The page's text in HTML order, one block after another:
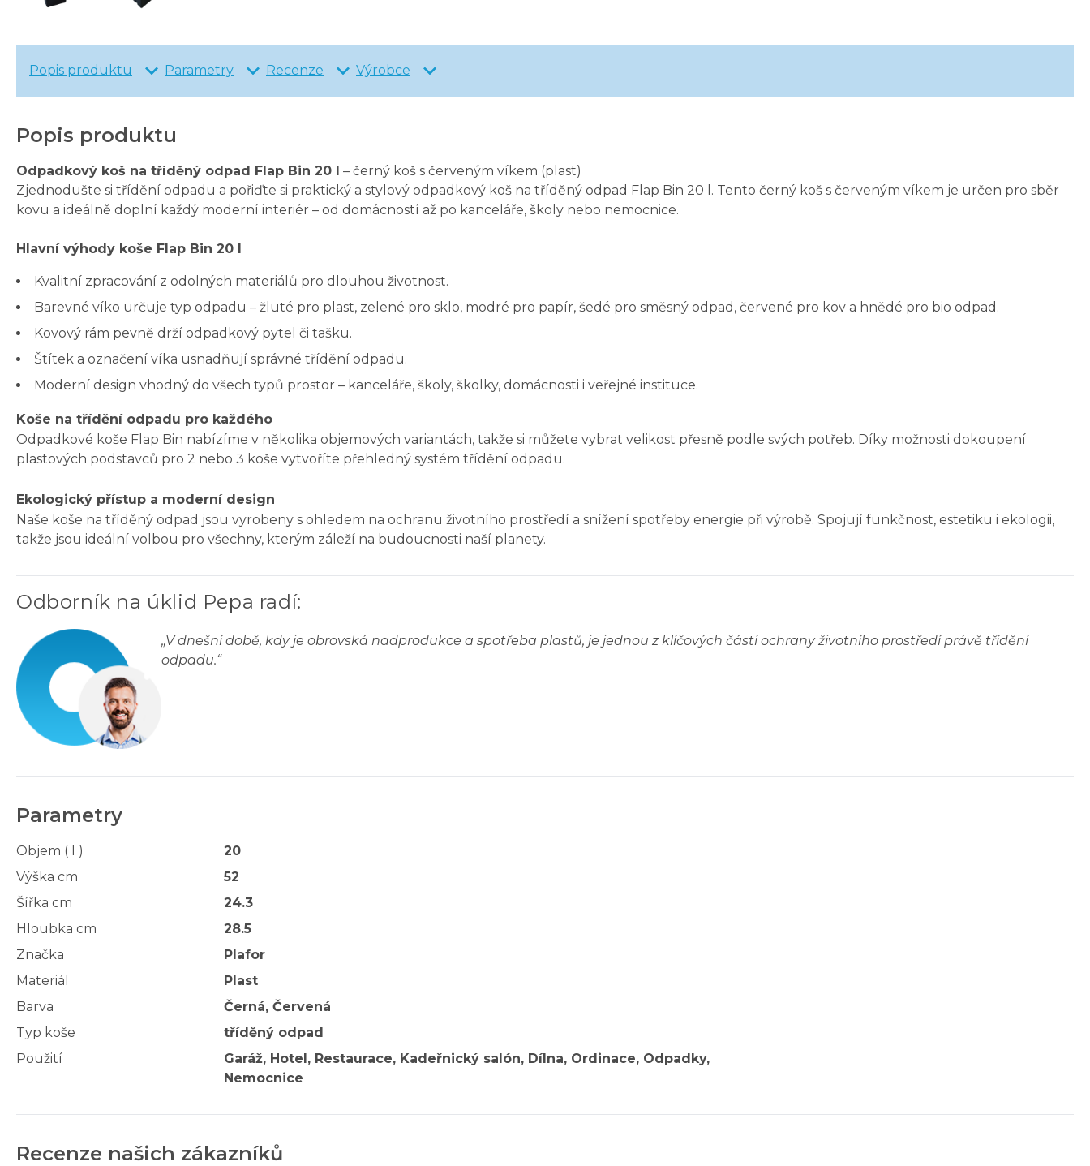
Popis produktu Parametry Recenze Výrobce
Popis produktu
Odpadkový koš na tříděný odpad Flap Bin 20 l – černý koš s červeným víkem (plast)
Zjednodušte si třídění odpadu a pořiďte si praktický a stylový odpadkový koš na tříděný odpad Flap Bin 20 l. Tento černý koš s červeným víkem je určen pro sběr
kovu a ideálně doplní každý moderní interiér – od domácností až po kanceláře, školy nebo nemocnice.
Hlavní výhody koše Flap Bin 20 l
Kvalitní zpracování z odolných materiálů pro dlouhou životnost.
Barevné víko určuje typ odpadu – žluté pro plast, zelené pro sklo, modré pro papír, šedé pro směsný odpad, červené pro kov a hnědé pro bio odpad.
Kovový rám pevně drží odpadkový pytel či tašku.
Štítek a označení víka usnadňují správné třídění odpadu.
Moderní design vhodný do všech typů prostor – kanceláře, školy, školky, domácnosti i veřejné instituce.
Koše na třídění odpadu pro každého
Odpadkové koše Flap Bin nabízíme v několika objemových variantách, takže si můžete vybrat velikost přesně podle svých potřeb. Díky možnosti dokoupení
plastových podstavců pro 2 nebo 3 koše vytvoříte přehledný systém třídění odpadu.
Ekologický přístup a moderní design
Naše koše na tříděný odpad jsou vyrobeny s ohledem na ochranu životního prostředí a snížení spotřeby energie při výrobě. Spojují funkčnost, estetiku i ekologii,
takže jsou ideální volbou pro všechny, kterým záleží na budoucnosti naší planety.
Odborník na úklid Pepa radí:
„V dnešní době, kdy je obrovská nadprodukce a spotřeba plastů, je jednou z klíčových částí ochrany životního prostředí právě třídění
odpadu.“
Parametry
Objem ( l )
20
Výška cm
52
Šířka cm
24.3
Hloubka cm
28.5
Značka
Plafor
Materiál
Plast
Barva
Černá, Červená
Typ koše
tříděný odpad
Použití
Garáž, Hotel, Restaurace, Kadeřnický salón, Dílna, Ordinace, Odpadky,
Nemocnice
Recenze našich zákazníků